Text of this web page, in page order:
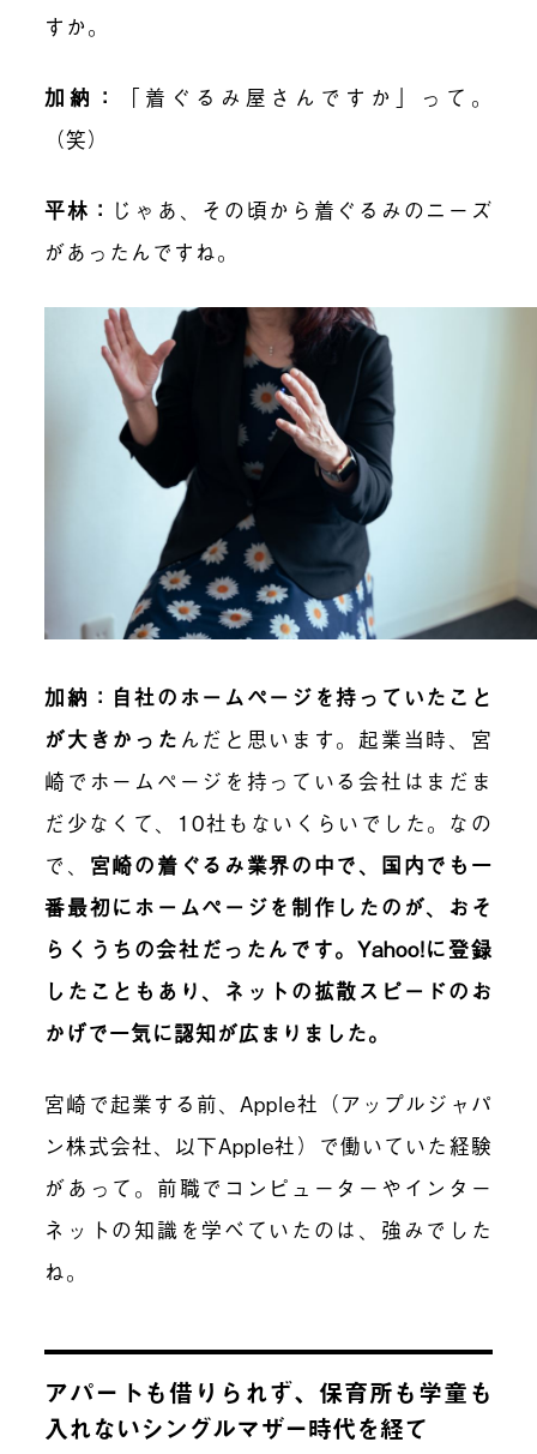
すか。
加納 ：
「着ぐるみ屋さんですか」って。
（笑）
平林 ： じゃあ、その頃から着ぐるみのニーズ
があったんですね。
加納：自社のホームページを持っていたこと
が大きかった んだと思います。起業当時、宮
崎でホームページを持っている会社はまだま
だ少なくて、10社もないくらいでした。なの
で、 宮崎の着ぐるみ業界の中で、国内でも一
番最初にホームページを制作したのが、おそ
らくうちの会社だったんです。Yahoo!に登録
したこともあり、ネットの拡散スピードのお
かげで一気に認知が広まりました。
宮崎で起業する前、Apple社（アップルジャパ
ン株式会社、以下Apple社）で働いていた経験
があって。前職でコンピューターやインター
ネットの知識を学べていたのは、強みでした
ね。
アパートも借りられず、保育所も学童も
入れないシングルマザー時代を経て